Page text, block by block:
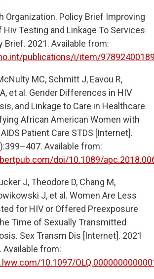
Organization. Policy Brief Improving
Hiv Testing and Linkage To Services
Brief. 2021. Available from:
publications/i/item/
MC, Schmitt J, Eavou R,
et al. Gender Differences in HIV
and Linkage to Care in Healthcare
African American Women with
Patient Care STDS [Internet].
Available from:
doi/10.1089/
J, Theodore D, Chang M,
J, et al. Women Are Less
for HIV or Offered Preexposure
Time of Sexually Transmitted
Sex Transm Dis [Internet]. 2021
Available from:
10.1097/